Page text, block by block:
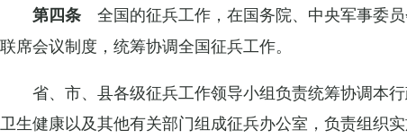
第四条 全国的征兵工作，在国务院、中央军事委
联席会议制度，统筹协调全国征兵工作。
省、市、县各级征兵工作领导小组负责统筹协调本
卫生健康以及其他有关部门组成征兵办公室，负责组织